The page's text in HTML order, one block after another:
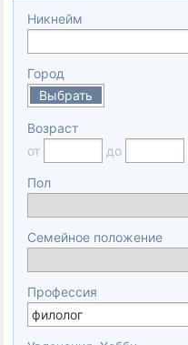
Никнейм
Город
Выбрать
Возраст
от
до
Пол
Семейное положение
Профессия